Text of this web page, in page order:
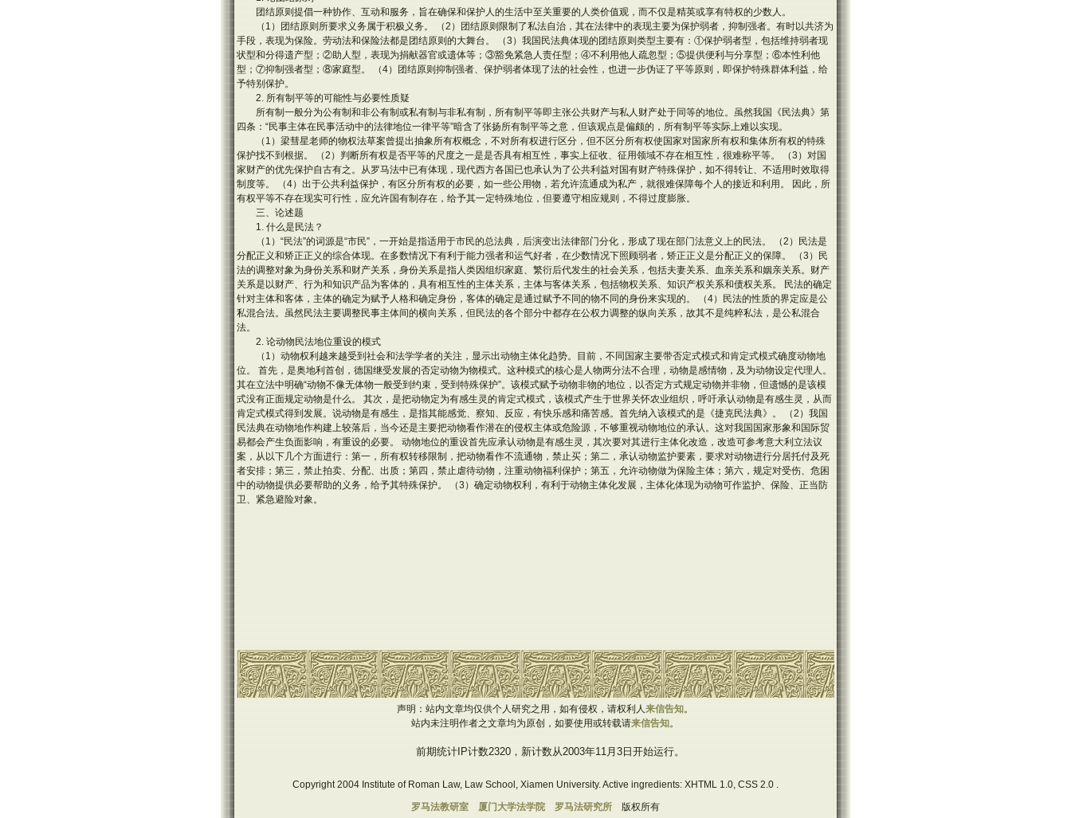
团结原则提倡一种协作、互动和服务，旨在确保和保护人的生活中至关重要的人类价值观，而不仅是精英或享有特权的少数人。
（1）团结原则所要求义务属于积极义务。 （2）团结原则限制了私法自治，其在法律中的表现主要为保护弱者，抑制强者。有时以共济为
手段，表现为保险。劳动法和保险法都是团结原则的大舞台。 （3）我国民法典体现的团结原则类型主要有：①保护弱者型，包括维持弱者现
状型和分得遗产型；②助人型，表现为捐献器官或遗体等；③豁免紧急人责任型；④不利用他人疏忽型；⑤提供便利与分享型；⑥本性利他
型；⑦抑制强者型；⑧家庭型。 （4）团结原则抑制强者、保护弱者体现了法的社会性，也进一步伪证了平等原则，即保护特殊群体利益，给
予特别保护。
2. 所有制平等的可能性与必要性质疑
所有制一般分为公有制和非公有制或私有制与非私有制，所有制平等即主张公共财产与私人财产处于同等的地位。虽然我国《民法典》第
四条：“民事主体在民事活动中的法律地位一律平等”暗含了张扬所有制平等之意，但该观点是偏颇的，所有制平等实际上难以实现。
（1）梁彗星老师的物权法草案曾提出抽象所有权概念，不对所有权进行区分，但不区分所有权使国家对国家所有权和集体所有权的特殊
保护找不到根据。 （2）判断所有权是否平等的尺度之一是是否具有相互性，事实上征收、征用领域不存在相互性，很难称平等。 （3）对国
家财产的优先保护自古有之。从罗马法中已有体现，现代西方各国已也承认为了公共利益对国有财产特殊保护，如不得转让、不适用时效取得
制度等。 （4）出于公共利益保护，有区分所有权的必要，如一些公用物，若允许流通成为私产，就很难保障每个人的接近和利用。 因此，所
有权平等不存在现实可行性，应允许国有制存在，给予其一定特殊地位，但要遵守相应规则，不得过度膨胀。
三、论述题
1. 什么是民法？
（1）“民法”的词源是“市民”，一开始是指适用于市民的总法典，后演变出法律部门分化，形成了现在部门法意义上的民法。 （2）民法是
分配正义和矫正正义的综合体现。在多数情况下有利于能力强者和运气好者，在少数情况下照顾弱者，矫正正义是分配正义的保障。 （3）民
法的调整对象为身份关系和财产关系，身份关系是指人类因组织家庭、繁衍后代发生的社会关系，包括夫妻关系、血亲关系和姻亲关系。财产
关系是以财产、行为和知识产品为客体的，具有相互性的主体关系，主体与客体关系，包括物权关系、知识产权关系和债权关系。 民法的确定
针对主体和客体，主体的确定为赋予人格和确定身份，客体的确定是通过赋予不同的物不同的身份来实现的。 （4）民法的性质的界定应是公
私混合法。虽然民法主要调整民事主体间的横向关系，但民法的各个部分中都存在公权力调整的纵向关系，故其不是纯粹私法，是公私混合
法。
2. 论动物民法地位重设的模式
（1）动物权利越来越受到社会和法学学者的关注，显示出动物主体化趋势。目前，不同国家主要带否定式模式和肯定式模式确度动物地
位。 首先，是奥地利首创，德国继受发展的否定动物为物模式。这种模式的核心是人物两分法不合理，动物是感情物，及为动物设定代理人。
其在立法中明确“动物不像无体物一般受到约束，受到特殊保护”。该模式赋予动物非物的地位，以否定方式规定动物并非物，但遗憾的是该模
式没有正面规定动物是什么。 其次，是把动物定为有感生灵的肯定式模式，该模式产生于世界关怀农业组织，呼吁承认动物是有感生灵，从而
肯定式模式得到发展。说动物是有感生，是指其能感觉、察知、反应，有快乐感和痛苦感。首先纳入该模式的是《捷克民法典》。 （2）我国
民法典在动物地作构建上较落后，当今还是主要把动物看作潜在的侵权主体或危险源，不够重视动物地位的承认。这对我国国家形象和国际贸
易都会产生负面影响，有重设的必要。 动物地位的重设首先应承认动物是有感生灵，其次要对其进行主体化改造，改造可参考意大利立法议
案，从以下几个方面进行：第一，所有权转移限制，把动物看作不流通物，禁止买；第二，承认动物监护要素，要求对动物进行分居托付及死
者安排；第三，禁止拍卖、分配、出质；第四，禁止虐待动物，注重动物福利保护；第五，允许动物做为保险主体；第六，规定对受伤、危困
中的动物提供必要帮助的义务，给予其特殊保护。 （3）确定动物权利，有利于动物主体化发展，主体化体现为动物可作监护、保险、正当防
卫、紧急避险对象。
声明：站内文章均仅供个人研究之用，如有侵权，请权利人来信告知。
站内未注明作者之文章均为原创，如要使用或转载请来信告知。
前期统计IP计数2320，新计数从2003年11月3日开始运行。
Copyright 2004 Institute of Roman Law, Law School, Xiamen University. Active ingredients: XHTML 1.0, CSS 2.0 .
罗马法教研室
厦门大学法学院 罗马法研究所 版权所有